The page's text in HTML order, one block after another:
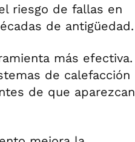
riesgo de fallas en
de antigüedad.
más efectiva.
de calefacción
de que aparezcan